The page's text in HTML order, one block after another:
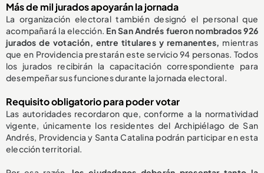
Más de mil jurados apoyarán la jornada
La organización electoral también designó el personal que
acompañará la elección. En San Andrés fueron nombrados 926
jurados de votación, entre titulares y remanentes, mientras
que en Providencia prestarán este servicio 94 personas. Todos
los jurados recibirán la capacitación correspondiente para
desempeñar sus funciones durante la jornada electoral.
Requisito obligatorio para poder votar
Las autoridades recordaron que, conforme a la normatividad
vigente, únicamente los residentes del Archipiélago de San
Andrés, Providencia y Santa Catalina podrán participar en esta
elección territorial.